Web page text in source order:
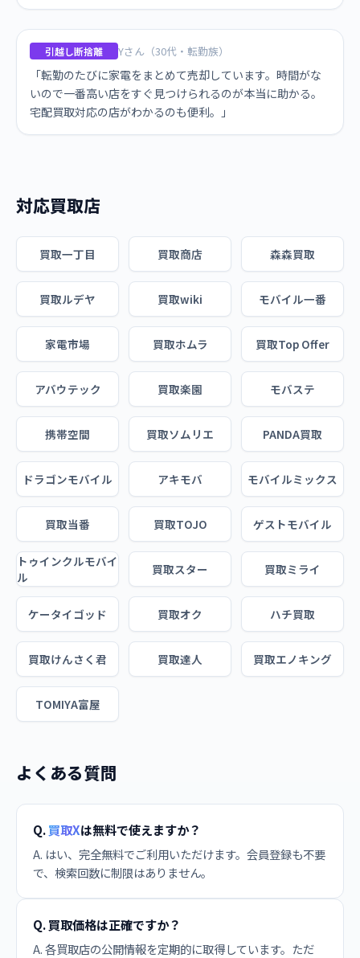
引越し断捨離 Yさん（30代・転勤族）
「転勤のたびに家電をまとめて売却しています。時間がな
いので一番高い店をすぐ見つけられるのが本当に助かる。
宅配買取対応の店がわかるのも便利。」
対応買取店
買取一丁目 買取商店 森森買取
買取ルデヤ 買取wiki モバイル一番
家電市場 買取ホムラ 買取Top Offer
アバウテック 買取楽園 モバステ
携帯空間 買取ソムリエ PANDA買取
ドラゴンモバイル アキモバ モバイルミックス
買取当番 買取TOJO ゲストモバイル
トゥインクルモバイ
ル
買取スター 買取ミライ
ケータイゴッド 買取オク ハチ買取
買取けんさく君 買取達人 買取エノキング
TOMIYA富屋
よくある質問
Q.買取Xは無料で使えますか？
A. はい、完全無料でご利用いただけます。会員登録も不要
で、検索回数に制限はありません。
Q. 買取価格は正確ですか？
A. 各買取店の公開情報を定期的に取得しています。ただ